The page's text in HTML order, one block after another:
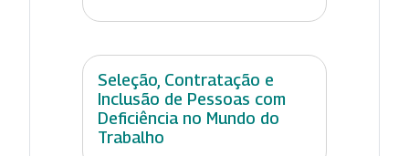
Seleção, Contratação e
Inclusão de Pessoas com
Deficiência no Mundo do
Trabalho